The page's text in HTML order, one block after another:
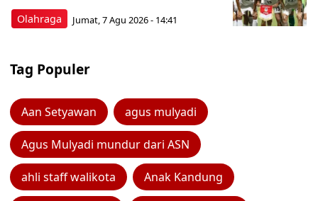
Olahraga Jumat, 7 Agu 2026 - 14:41
Tag Populer
Aan Setyawan agus mulyadi
Agus Mulyadi mundur dari ASN
ahli staff walikota Anak Kandung